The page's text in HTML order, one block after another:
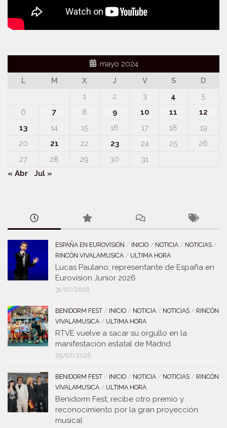
mayo 2024
L
M X J V S
D
1
2 3 4
5
6
7 8 9 10 11
12
13
14 15 16 17 18
19
20
21 22 23 24 25
26
27
28 29 30
31
« Abr
Jul »
ESPAÑA EN EUROVISIÓN / INICIO / NOTICIA / NOTICIAS /
RINCÓN VIVALAMUSICA / ULTIMA HORA
Lucas Paulano, representante de España en
Eurovision Junior 2026
31/07/2026
BENIDORM FEST / INICIO / NOTICIA / NOTICIAS / RINCÓN
VIVALAMUSICA / ULTIMA HORA
RTVE vuelve a sacar su orgullo en la
manifestación estatal de Madrid
05/07/2026
BENIDORM FEST / INICIO / NOTICIA / NOTICIAS / RINCÓN
VIVALAMUSICA / ULTIMA HORA
Benidorm Fest, recibe otro premio y
reconocimiento por la gran proyección
musical